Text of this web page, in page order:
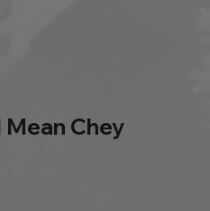
Mean Chey